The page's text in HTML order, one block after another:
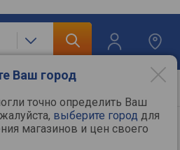
Ваш город
точно определить Ваш
выберите город для
магазинов и цен своего
техника/ Манипуляторы